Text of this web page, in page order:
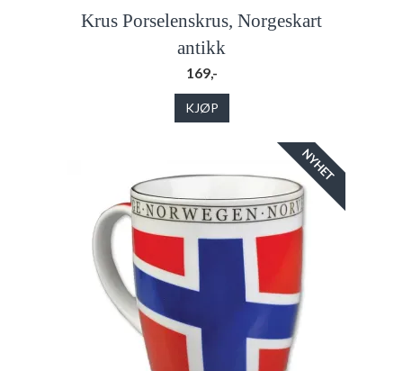
Krus Porselenskrus, Norgeskart
antikk
169,-
KJØP
NYHET